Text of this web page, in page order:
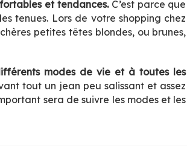
et tendances.C’est parce que
tenues. Lors de votre shopping chez
petites têtes blondes, ou brunes,
modes de vie et à toutes les
tout un jean peu salissant et assez
sera de suivre les modes et les